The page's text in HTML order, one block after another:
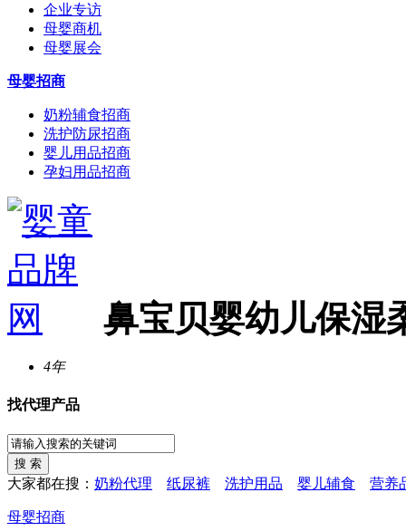
企业专访
母婴商机
母婴展会
母婴招商
奶粉辅食招商
洗护防尿招商
婴儿用品招商
孕妇用品招商
鼻宝贝婴幼儿保湿
4年
找代理产品
大家都在搜： 奶粉代理 纸尿裤 洗护用品 婴儿辅食 营养
母婴招商